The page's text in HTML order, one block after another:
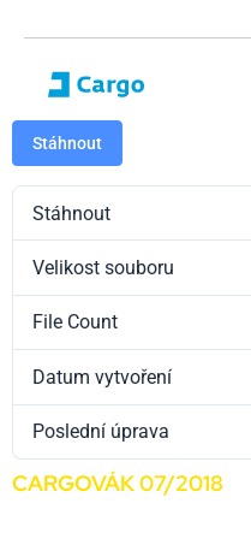
Stáhnout
Stáhnout
Velikost souboru
File Count
Datum vytvoření
Poslední úprava
CARGOVÁK 07/2018